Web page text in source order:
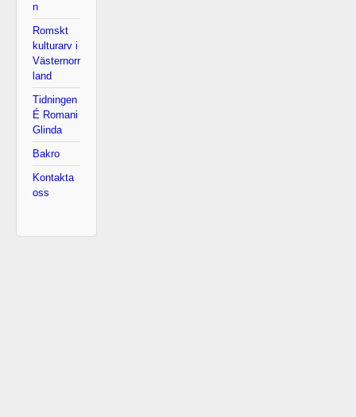
n
Romskt
kulturarv i
Västernorr
land
Tidningen
É Romani
Glinda
Bakro
Kontakta
oss